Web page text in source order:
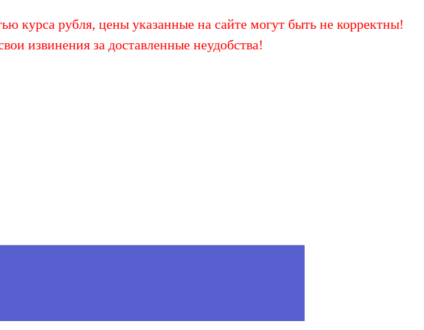
курса рубля, цены указанные на сайте могут быть не корректны!
извинения за доставленные неудобства!